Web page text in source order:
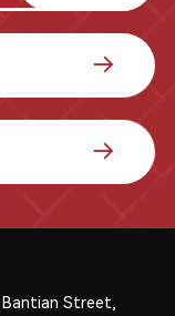
Bantian Street,